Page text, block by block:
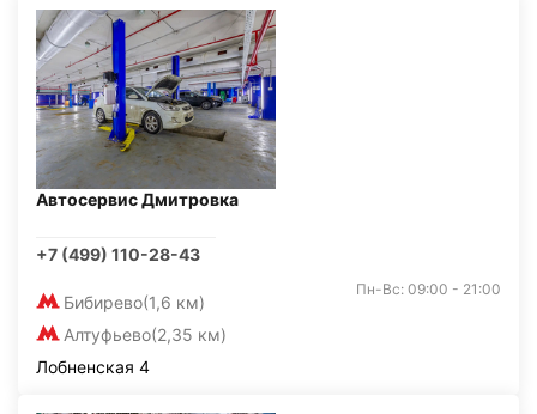
Автосервис Дмитровка
+7 (499) 110-28-43
Бибирево(1,6 км)
Алтуфьево(2,35 км)
Пн-Вс: 09:00 - 21:00
Лобненская 4